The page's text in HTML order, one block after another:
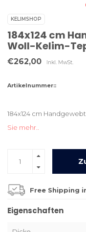
KELIMSHOP
184x124 cm
Woll-Kelim-
€262,00 Inkl. MwSt.
Artikelnummer::
184x124 cm
Sie mehr..
Free Shipping
Eigenschaften